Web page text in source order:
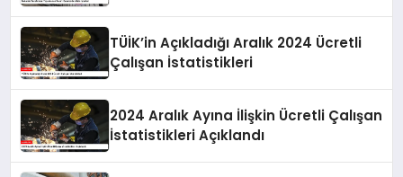
TÜİK’in Açıkladığı Aralık 2024 Ücretli
Çalışan İstatistikleri
2024 Aralık Ayına İlişkin Ücretli Çalışan
İstatistikleri Açıklandı